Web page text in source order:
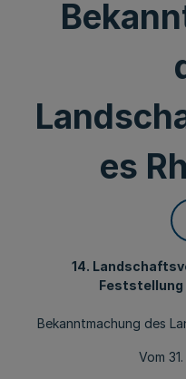
es
14.
Feststellung
Bekanntmachung des
Vom